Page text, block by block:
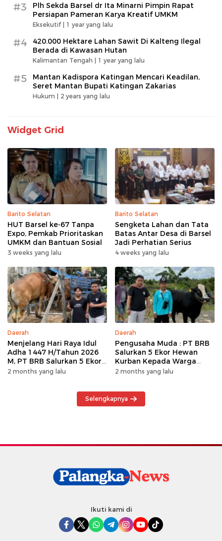
#3
Plh Sekda Barsel dr Ita Minarni Pimpin Rapat
Persiapan Pameran Karya Kreatif UMKM
Eksekutif | 1 year yang lalu
#4
420.000 Hektare Lahan Sawit Di Kalteng Ilegal
Berada di Kawasan Hutan
Kalimantan Tengah | 1 year yang lalu
#5
Mantan Kadispora Katingan Mencari Keadilan,
Seret Mantan Bupati Katingan Zakarias
Hukum | 2 years yang lalu
Widget Grid
Barito Selatan
HUT Barsel ke-67 Tanpa
Expo, Pemkab Prioritaskan
UMKM dan Bantuan Sosial
3 weeks yang lalu
Barito Selatan
Sengketa Lahan dan Tata
Batas Antar Desa di Barsel
Jadi Perhatian Serius
4 weeks yang lalu
Daerah
Menjelang Hari Raya Idul
Adha 1447 H/Tahun 2026
M, PT BRB Salurkan 5 Ekor
Hewan Kurban Kepada
2 months yang lalu
Daerah
Pengusaha Muda : PT BRB
Salurkan 5 Ekor Hewan
Kurban Kepada Warga
Khususnya Wilayah
2 months yang lalu
Selengkapnya
Ikuti kami di